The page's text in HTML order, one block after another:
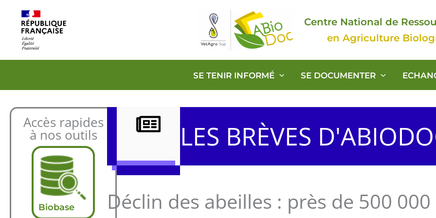
contenu
Centre National de
en Agriculture
SE TENIR INFORMÉ SE DOCUMENTER
Accès rapides
à nos outils
Biobase
LES BRÈVES
Déclin des abeilles : près de 500